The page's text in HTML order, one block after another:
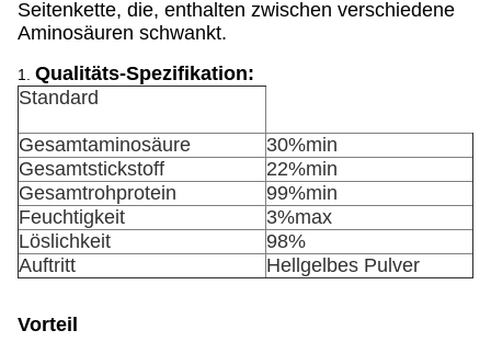
Seitenkette, die, enthalten zwischen verschiedene
Aminosäuren schwankt.
1. Qualitäts-Spezifikation:
Standard
Gesamtaminosäure
30%min
Gesamtstickstoff
22%min
Gesamtrohprotein
99%min
Feuchtigkeit
3%max
Löslichkeit
98%
Auftritt
Hellgelbes Pulver
Vorteil